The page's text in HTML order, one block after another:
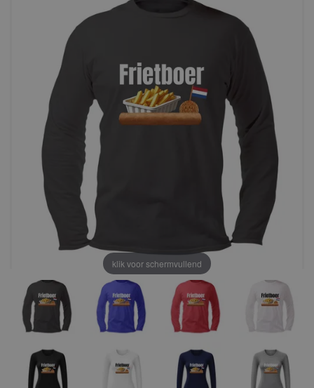
klik voor schermvullend